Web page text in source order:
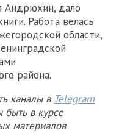
Андрюхин, дало
Работа велась
области,
района.
каналы в Telegram
быть в курсе
материалов